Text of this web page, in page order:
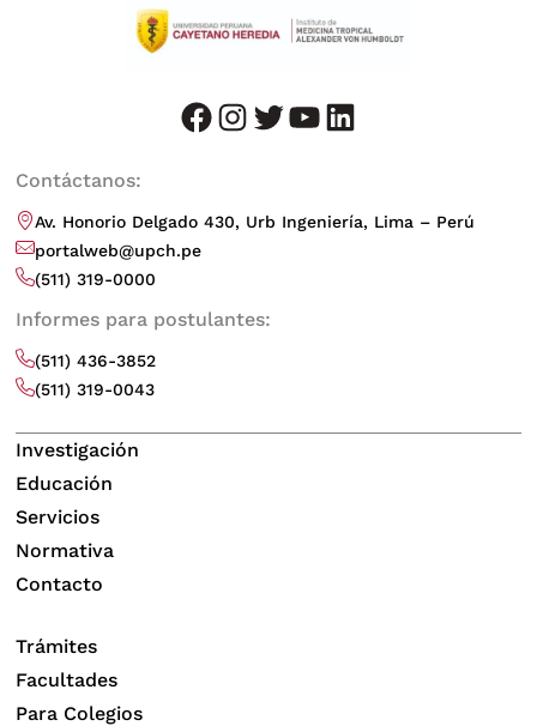
facebook instagram twitter youtube LinkedIn
Contáctanos:
Av. Honorio Delgado 430, Urb Ingeniería, Lima – Perú
portalweb@upch.pe
(511) 319-0000
Informes para postulantes:
(511) 436-3852
(511) 319-0043
Investigación
Educación
Servicios
Normativa
Contacto
Trámites
Facultades
Para Colegios